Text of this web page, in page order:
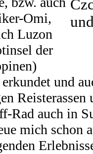
Omi,
Luzon
der
erkundet und
Rad auch in
mich schon